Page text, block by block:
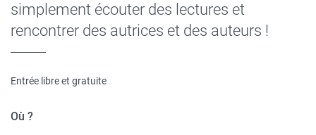
de
paragraphes
simplement écouter des lectures et
rencontrer des autrices et des auteurs !
Entrée libre et gratuite
Où ?